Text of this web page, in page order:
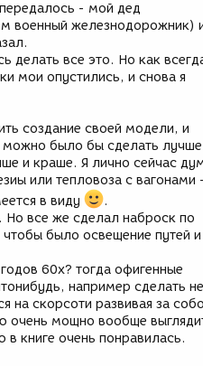
- мой дед
военный железнодорожник)
делать все это. Но как
мои опустились, и снова я
создание своей модели, и
можно было бы сделать
и краше. Я лично сейчас
или тепловоза с вагонами
в виду
.
Но все же сделал наброск по
было освещение путей и
60х? тогда офигенные
например сделать не
на скорсоти развивая за
очень мощно вообще
книге очень понравилась.